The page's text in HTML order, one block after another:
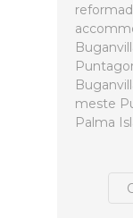
meste
Palma